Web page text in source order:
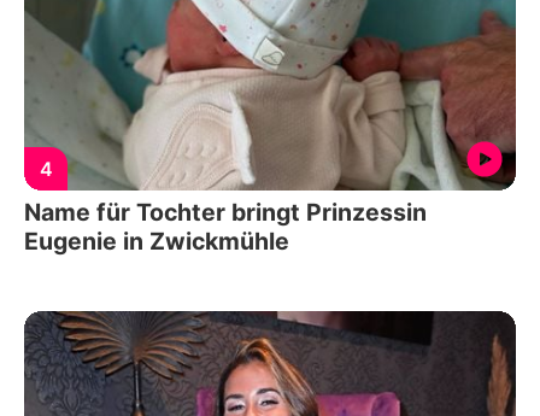
4
Name für Tochter bringt Prinzessin
Eugenie in Zwickmühle